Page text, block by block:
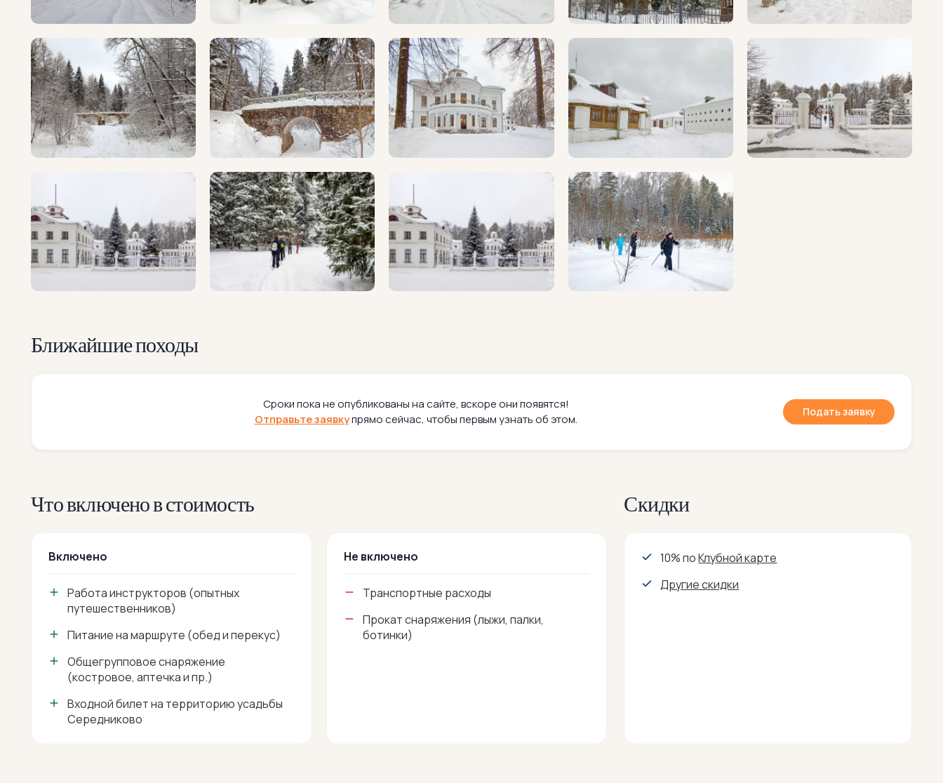
Ближайшие походы
Сроки пока не опубликованы на сайте, вскоре они появятся!
Отправьте заявкупрямо сейчас, чтобы первым узнать об этом.
Подать заявку
Что включено в стоимость
Включено
Работа инструкторов (опытных
путешественников)
Питание на маршруте (обед и перекус)
Общегрупповое снаряжение
(костровое, аптечка и пр.)
Входной билет на территорию усадьбы
Середниково
Не включено
Транспортные расходы
Прокат снаряжения (лыжи, палки,
ботинки)
Скидки
10% поКлубной карте
Другие скидки